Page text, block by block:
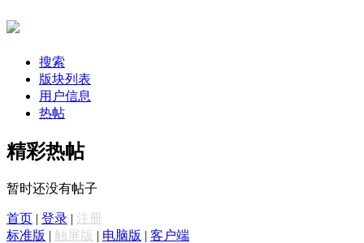
搜索
版块列表
用户信息
热帖
精彩热帖
暂时还没有帖子
首页 | 登录 | 注册
标准版 | 触屏版 | 电脑版 | 客户端